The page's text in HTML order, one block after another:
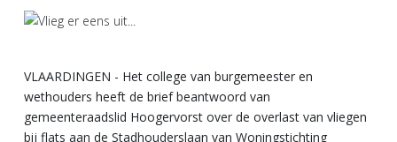
VLAARDINGEN - Het college van burgemeester en
wethouders heeft de brief beantwoord van
gemeenteraadslid Hoogervorst over de overlast van vliegen
bij flats aan de Stadhouderslaan van Woningstichting